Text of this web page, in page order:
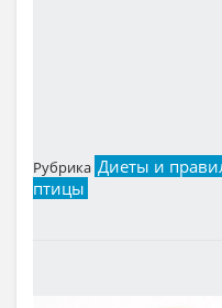
Рубрика Диеты и
птицы